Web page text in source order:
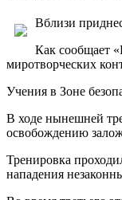
Вблизи
Как сообщает
миротворческих
Учения в Зоне
В ходе нынешней
освобождению
Тренировка
нападения